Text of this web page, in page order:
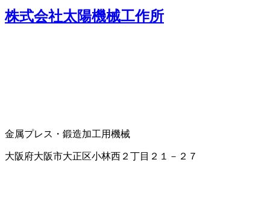
株式会社太陽機械工作所
金属プレス・鍛造加工用機械
大阪府大阪市大正区小林西２丁目２１－２７